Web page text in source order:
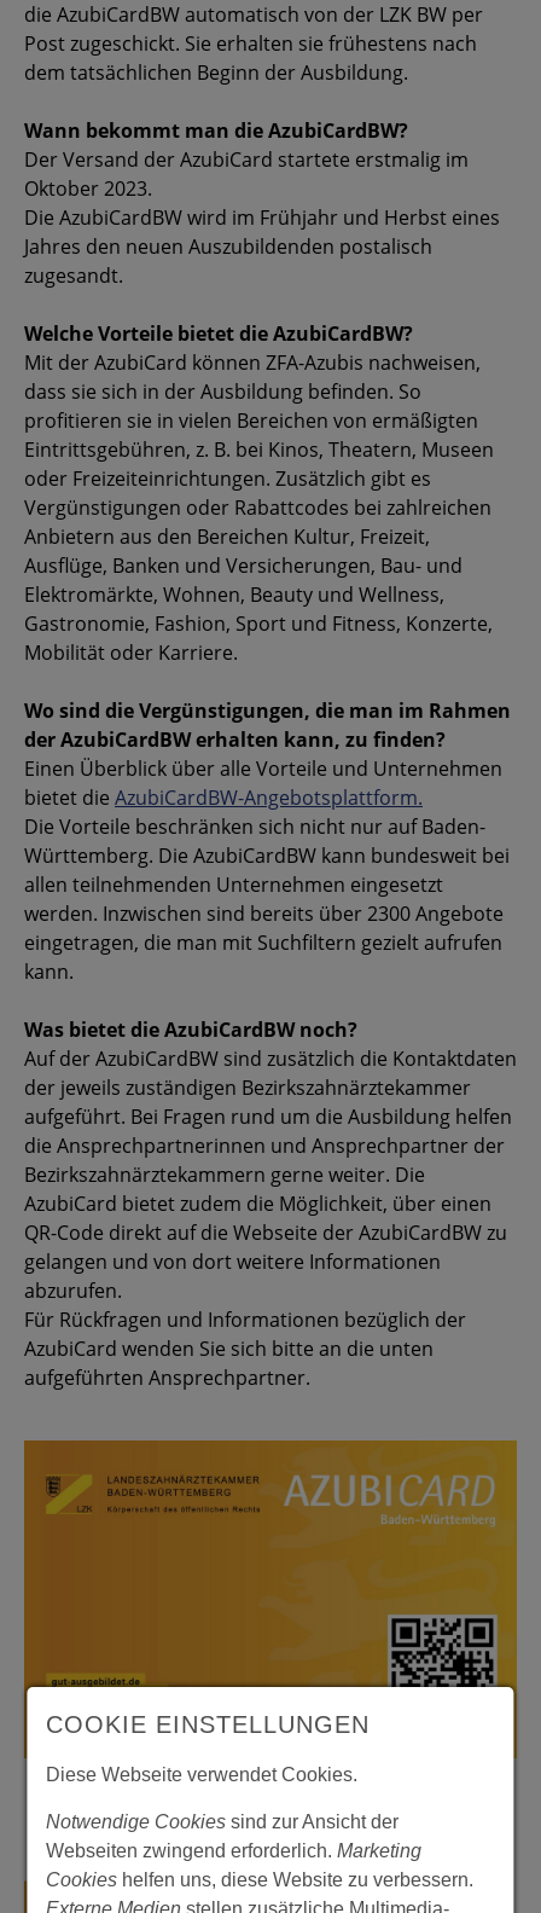
die AzubiCardBW automatisch von der LZK BW per
Post zugeschickt. Sie erhalten sie frühestens nach
dem tatsächlichen Beginn der Ausbildung.
Wann bekommt man die AzubiCardBW?
Der Versand der AzubiCard startete erstmalig im
Oktober 2023.
Die AzubiCardBW wird im Frühjahr und Herbst eines
Jahres den neuen Auszubildenden postalisch
zugesandt.
Welche Vorteile bietet die AzubiCardBW?
Mit der AzubiCard können ZFA-Azubis nachweisen,
dass sie sich in der Ausbildung befinden. So
profitieren sie in vielen Bereichen von ermäßigten
Eintrittsgebühren, z. B. bei Kinos, Theatern, Museen
oder Freizeiteinrichtungen. Zusätzlich gibt es
Vergünstigungen oder Rabattcodes bei zahlreichen
Anbietern aus den Bereichen Kultur, Freizeit,
Ausflüge, Banken und Versicherungen, Bau- und
Elektromärkte, Wohnen, Beauty und Wellness,
Gastronomie, Fashion, Sport und Fitness, Konzerte,
Mobilität oder Karriere.
Wo sind die Vergünstigungen, die man im Rahmen
der AzubiCardBW erhalten kann, zu finden?
Einen Überblick über alle Vorteile und Unternehmen
bietet die AzubiCardBW-Angebotsplattform.
Die Vorteile beschränken sich nicht nur auf Baden-
Württemberg. Die AzubiCardBW kann bundesweit bei
allen teilnehmenden Unternehmen eingesetzt
werden. Inzwischen sind bereits über 2300 Angebote
eingetragen, die man mit Suchfiltern gezielt aufrufen
kann.
Was bietet die AzubiCardBW noch?
Auf der AzubiCardBW sind zusätzlich die Kontaktdaten
der jeweils zuständigen Bezirkszahnärztekammer
aufgeführt. Bei Fragen rund um die Ausbildung helfen
die Ansprechpartnerinnen und Ansprechpartner der
Bezirkszahnärztekammern gerne weiter. Die
AzubiCard bietet zudem die Möglichkeit, über einen
QR-Code direkt auf die Webseite der AzubiCardBW zu
gelangen und von dort weitere Informationen
abzurufen.
Für Rückfragen und Informationen bezüglich der
AzubiCard wenden Sie sich bitte an die unten
aufgeführten Ansprechpartner.
COOKIE EINSTELLUNGEN
Diese Webseite verwendet Cookies.
Notwendige Cookiessind zur Ansicht der
Webseiten zwingend erforderlich.Marketing
Cookies helfen uns, diese Website zu verbessern.
Externe Medienstellen zusätzliche Multimedia-